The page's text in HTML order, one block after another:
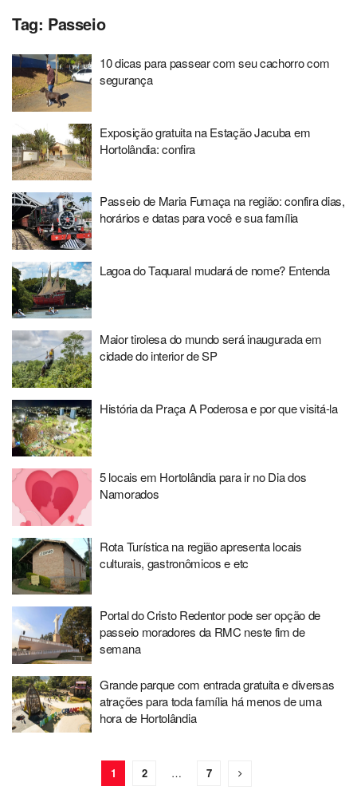
Tag: Passeio
10 dicas para passear com seu cachorro com
segurança
Exposição gratuita na Estação Jacuba em
Hortolândia: confira
Passeio de Maria Fumaça na região: confira dias,
horários e datas para você e sua família
Lagoa do Taquaral mudará de nome? Entenda
Maior tirolesa do mundo será inaugurada em
cidade do interior de SP
História da Praça A Poderosa e por que visitá-la
5 locais em Hortolândia para ir no Dia dos
Namorados
Rota Turística na região apresenta locais
culturais, gastronômicos e etc
Portal do Cristo Redentor pode ser opção de
passeio moradores da RMC neste fim de
semana
Grande parque com entrada gratuita e diversas
atrações para toda família há menos de uma
hora de Hortolândia
1 2 … 7